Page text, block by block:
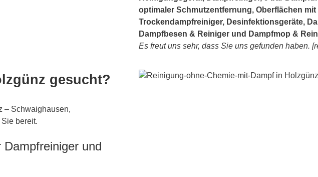
optimaler Schmutzentfernung, Oberflächen
Trockendampfreiniger, Desinfektionsgeräte,
Dampfbesen & Reiniger und Dampfmop &
Es freut uns sehr, dass Sie uns gefunden haben.
gesucht?
– Schwaighausen,
bereit.
und